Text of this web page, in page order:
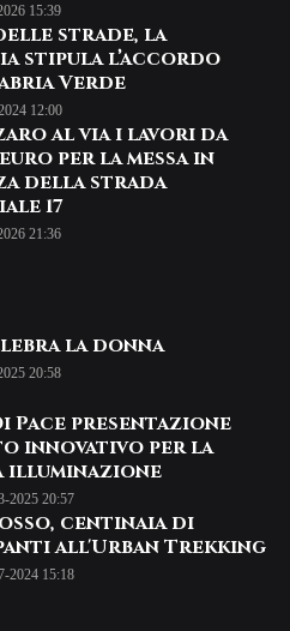
15:39
strade, la
stipula l’accordo
Verde
12:00
al via i lavori da
per la messa in
della strada
17
21:36
la donna
20:58
Pace presentazione
innovativo per la
illuminazione
2025 20:57
centinaia di
all'Urban Trekking
2024 15:18